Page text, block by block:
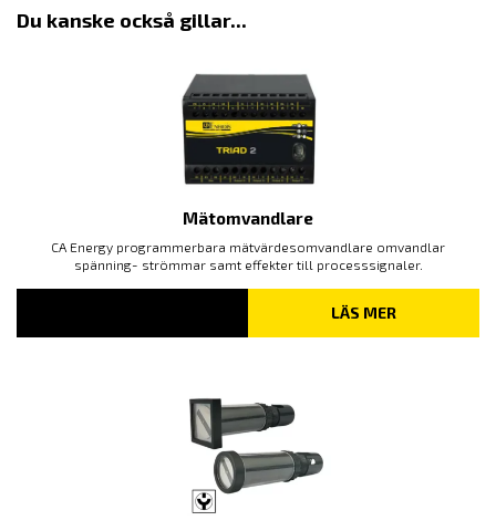
Du kanske också gillar...
Mätomvandlare
CA Energy programmerbara mätvärdesomvandlare omvandlar
spänning- strömmar samt effekter till processsignaler.
LÄS MER